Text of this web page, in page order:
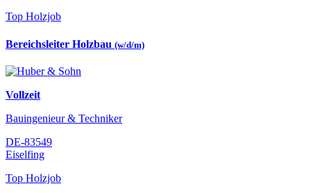
Top Holzjob
Bereichsleiter Holzbau (w/d/m)
Vollzeit
Bauingenieur & Techniker
DE-83549
Eiselfing
Top Holzjob